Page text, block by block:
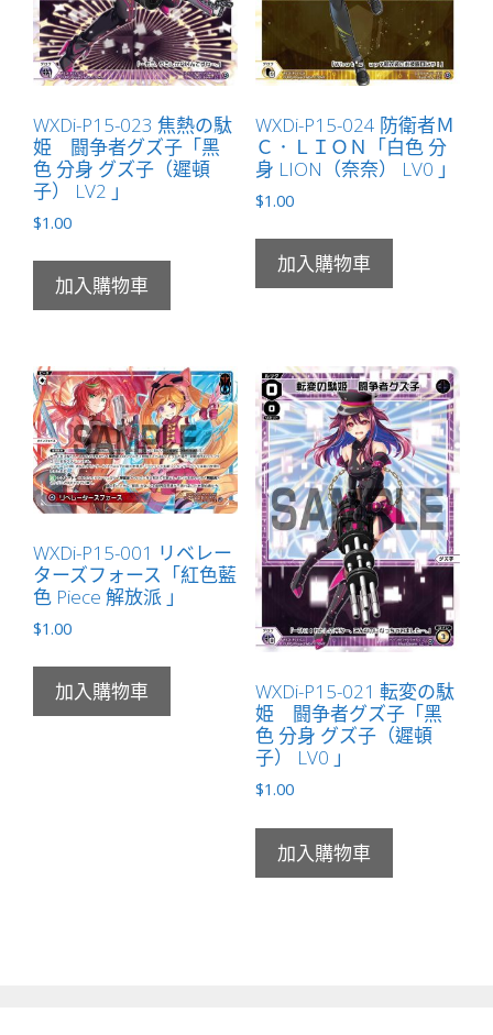
WXDi-P15-023 焦熱の駄
姫 闘争者グズ子「黑
色 分身 グズ子（遲頓
子） LV2 」
$1.00
加入購物車
WXDi-P15-024 防衛者Ｍ
Ｃ．ＬＩＯＮ「白色 分
身 LION（奈奈） LV0 」
$1.00
加入購物車
WXDi-P15-001 リベレー
ターズフォース「紅色藍
色 Piece 解放派 」
$1.00
加入購物車
WXDi-P15-021 転変の駄
姫 闘争者グズ子「黑
色 分身 グズ子（遲頓
子） LV0 」
$1.00
加入購物車